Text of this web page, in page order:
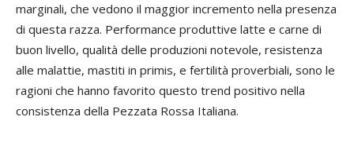
marginali, che vedono il maggior incremento nella presenza
di questa razza. Performance produttive latte e carne di
buon livello, qualità delle produzioni notevole, resistenza
alle malattie, mastiti in primis, e fertilità proverbiali, sono le
ragioni che hanno favorito questo trend positivo nella
consistenza della Pezzata Rossa Italiana.